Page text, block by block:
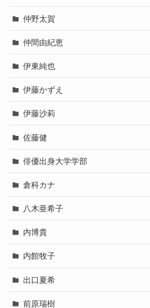
仲野太賀
仲間由紀恵
伊東純也
伊藤かずえ
伊藤沙莉
佐藤健
俳優出身大学学部
倉科カナ
八木亜希子
内博貴
内館牧子
出口夏希
前原瑞樹